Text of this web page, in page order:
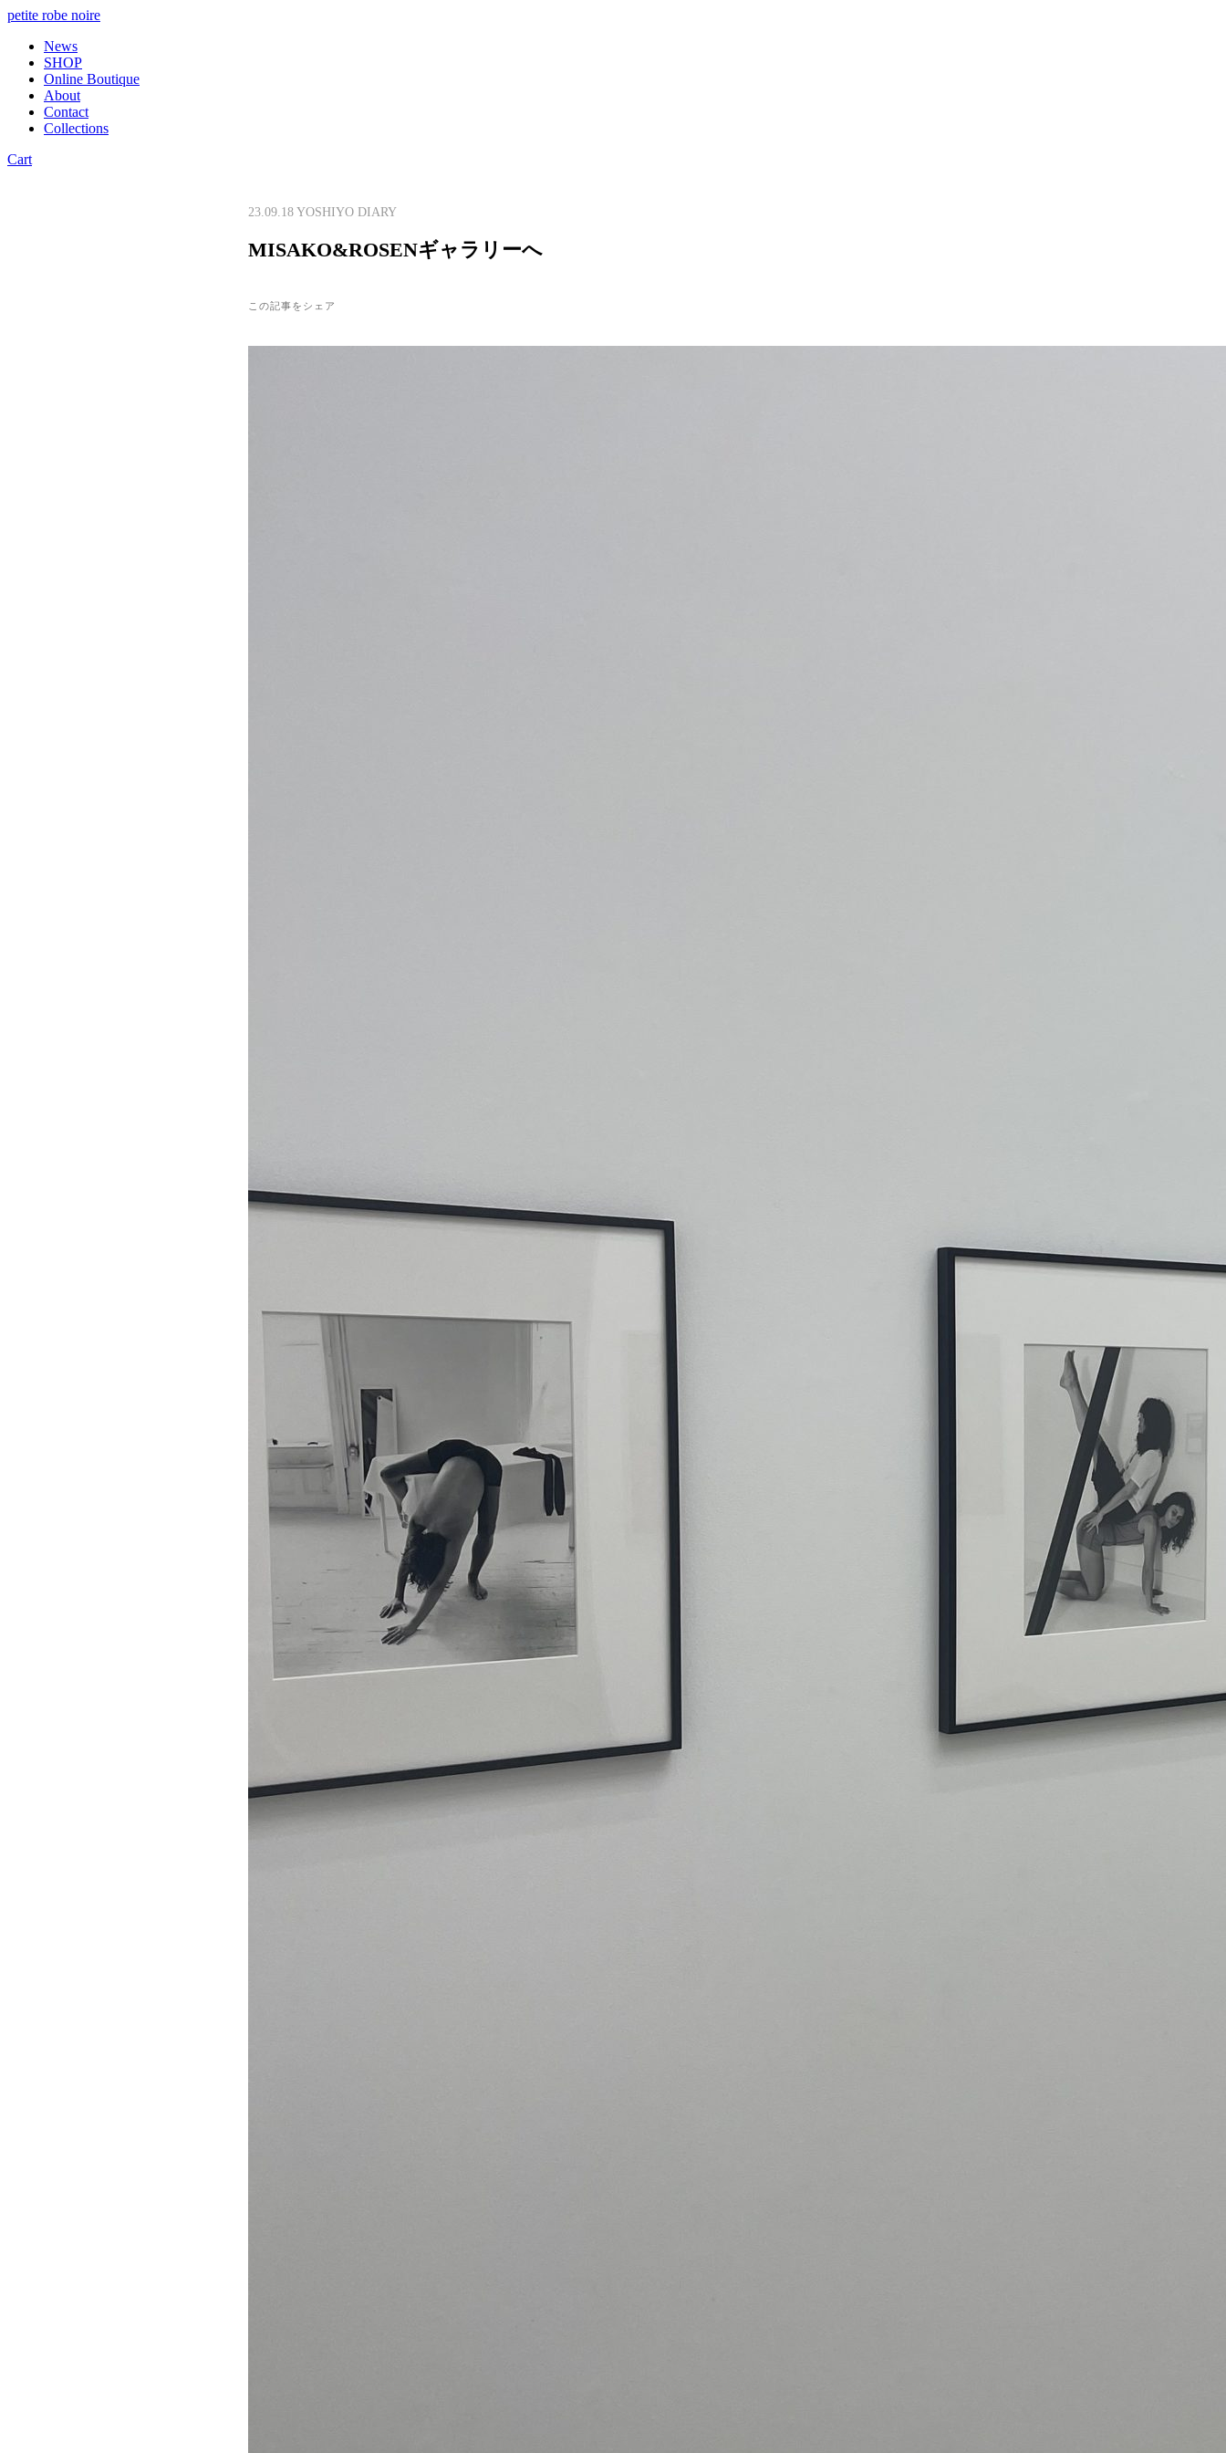
petite robe noire
News
SHOP
Online Boutique
About
Contact
Collections
Cart
23.09.18 YOSHIYO DIARY
MISAKO&ROSENギャラリーへ
この記事をシェア